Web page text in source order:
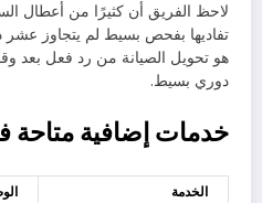
لاحظ الفريق أن كثيرًا من أعطال
تفاديها بفحص بسيط لم يتجاوز عشر
هو تحويل الصيانة من رد فعل بعد
دوري بسيط.
خدمات إضافية متاحة
الخدمة